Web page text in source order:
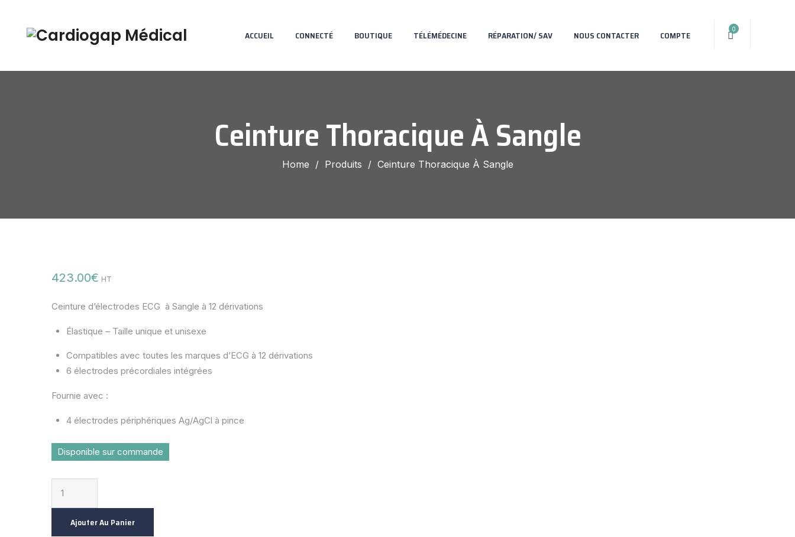
0
ACCUEIL CONNECTÉ BOUTIQUE TÉLÉMÉDECINE RÉPARATION/ SAV NOUS CONTACTER COMPTE
Ceinture Thoracique À Sangle
Home / Produits / Ceinture Thoracique À Sangle
423.00€ HT
Ceinture d’électrodes ECG à Sangle à 12 dérivations
Élastique – Taille unique et unisexe
Compatibles avec toutes les marques d’ECG à 12 dérivations
6 électrodes précordiales intégrées
Fournie avec :
4 électrodes périphériques Ag/AgCl à pince
Disponible sur commande
Ajouter Au Panier